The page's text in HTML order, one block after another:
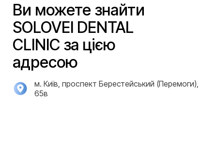
Ви можете знайти
SOLOVEI DENTAL
CLINIC за цією
адресою
м. Київ, проспект Берестейський (Перемоги),
65в